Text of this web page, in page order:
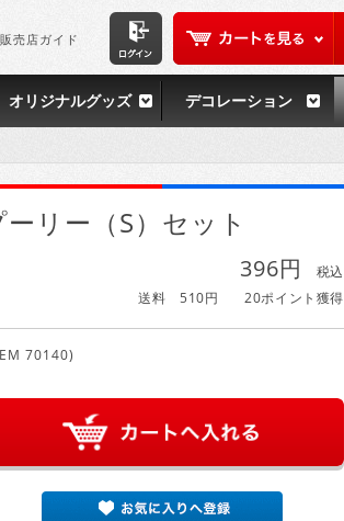
売店ガイド
オリジナルグッズ デコレーション
ーリー（S）セット
396円
税込
送料 510円
20ポイント獲得
70140)